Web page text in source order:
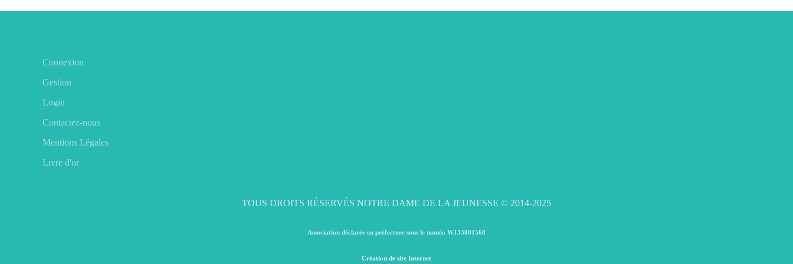
Connexion
Gestion
Login
Contactez-nous
Mentions Légales
Livre d'or
TOUS DROITS RÉSERVÉS NOTRE DAME DE LA JEUNESSE © 2014-2025
Association déclarée en préfecture sous le numéo W133001568
Création de site Internet